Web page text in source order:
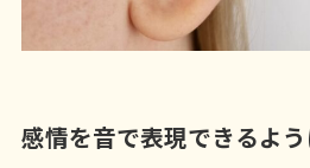
感情を音で表現できるよ